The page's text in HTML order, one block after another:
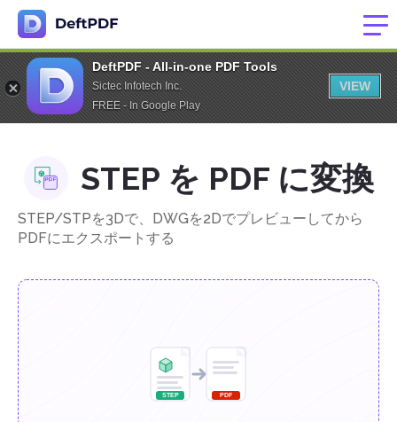
DeftPDF - All-in-one PDF Tools
Sictec Infotech Inc.
FREE - In Google Play
VIEW
STEP を PDF に変換
STEP/STPを3Dで、DWGを2Dでプレビューしてから
PDFにエクスポートする